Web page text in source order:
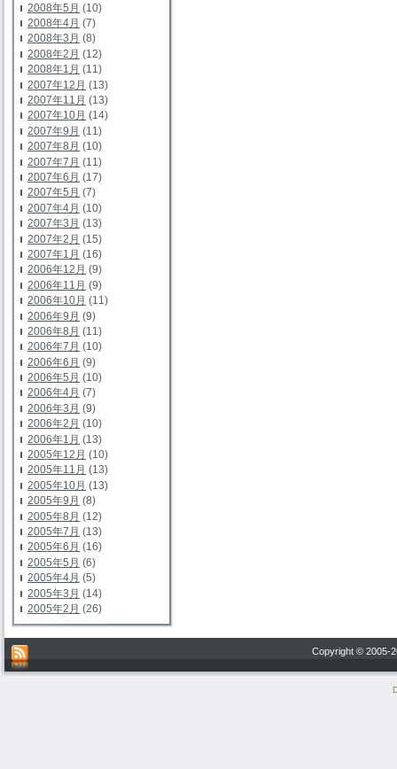
2008年5月 (10)
2008年4月 (7)
2008年3月 (8)
2008年2月 (12)
2008年1月 (11)
2007年12月 (13)
2007年11月 (13)
2007年10月 (14)
2007年9月 (11)
2007年8月 (10)
2007年7月 (11)
2007年6月 (17)
2007年5月 (7)
2007年4月 (10)
2007年3月 (13)
2007年2月 (15)
2007年1月 (16)
2006年12月 (9)
2006年11月 (9)
2006年10月 (11)
2006年9月 (9)
2006年8月 (11)
2006年7月 (10)
2006年6月 (9)
2006年5月 (10)
2006年4月 (7)
2006年3月 (9)
2006年2月 (10)
2006年1月 (13)
2005年12月 (10)
2005年11月 (13)
2005年10月 (13)
2005年9月 (8)
2005年8月 (12)
2005年7月 (13)
2005年6月 (16)
2005年5月 (6)
2005年4月 (5)
2005年3月 (14)
2005年2月 (26)
Copyright © 2005-